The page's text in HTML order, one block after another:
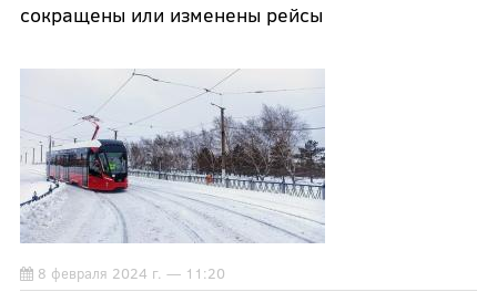
сокращены или изменены рейсы
8 февраля 2024 г. — 11:20